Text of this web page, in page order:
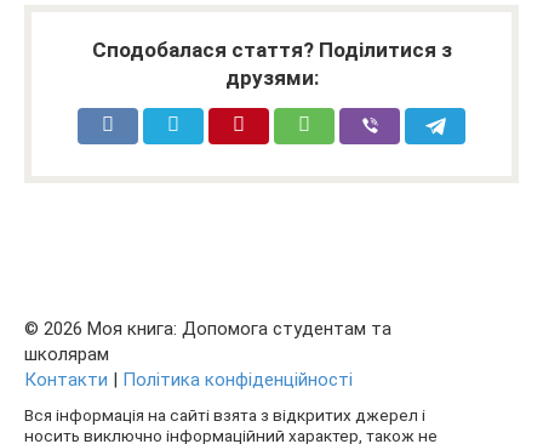
Сподобалася стаття? Поділитися з
друзями:
© 2026 Моя книга: Допомога студентам та
школярам
Контакти | Політика конфіденційності
Вся інформація на сайті взята з відкритих джерел і
носить виключно інформаційний характер, також не